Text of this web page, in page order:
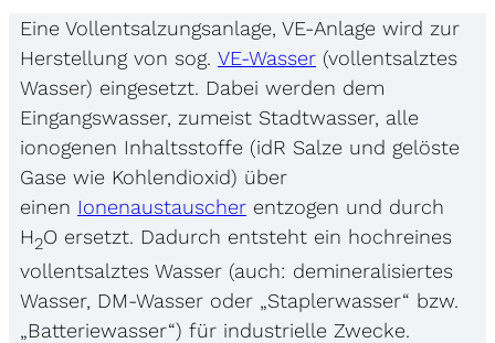
Eine Vollentsalzungsanlage, VE-Anlage wird zur
Herstellung von sog. VE-Wasser (vollentsalztes
Wasser) eingesetzt. Dabei werden dem
Eingangswasser, zumeist Stadtwasser, alle
ionogenen Inhaltsstoffe (idR Salze und gelöste
Gase wie Kohlendioxid) über
einen Ionenaustauscher entzogen und durch
H2O ersetzt. Dadurch entsteht ein hochreines
vollentsalztes Wasser (auch: demineralisiertes
Wasser, DM-Wasser oder „Staplerwasser“ bzw.
„Batteriewasser“) für industrielle Zwecke.